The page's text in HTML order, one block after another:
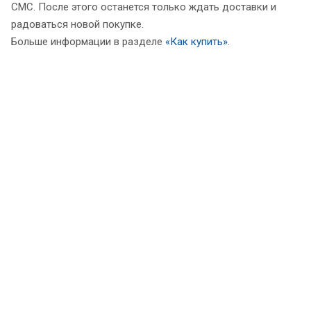
СМС. После этого останется только ждать доставки и
радоваться новой покупке.
Больше информации в разделе «Как купить».